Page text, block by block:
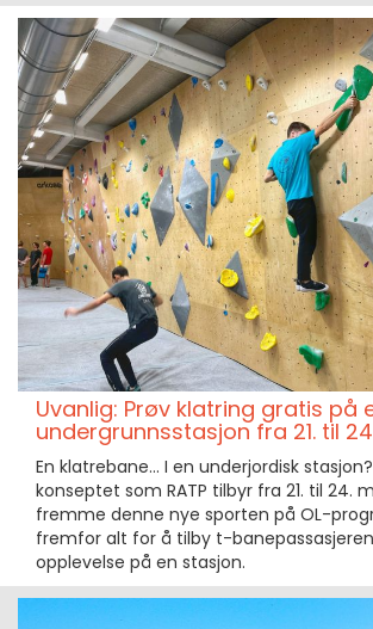
Uvanlig: Prøv klatring gratis på
undergrunnsstasjon fra 21. til
En klatrebane... I en underjordisk
konseptet som RATP tilbyr fra 21. til 24.
fremme denne nye sporten på OL-
fremfor alt for å tilby t-
opplevelse på en stasjon.